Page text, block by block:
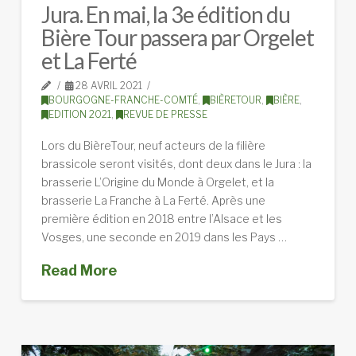
Jura. En mai, la 3e édition du
Bière Tour passera par Orgelet
et La Ferté
28 AVRIL 2021
BOURGOGNE-FRANCHE-COMTÉ, BIÈRETOUR, BIÈRE,
EDITION 2021, REVUE DE PRESSE
Lors du BièreTour, neuf acteurs de la filière
brassicole seront visités, dont deux dans le Jura : la
brasserie L’Origine du Monde à Orgelet, et la
brasserie La Franche à La Ferté. Après une
première édition en 2018 entre l’Alsace et les
Vosges, une seconde en 2019 dans les Pays …
Read More